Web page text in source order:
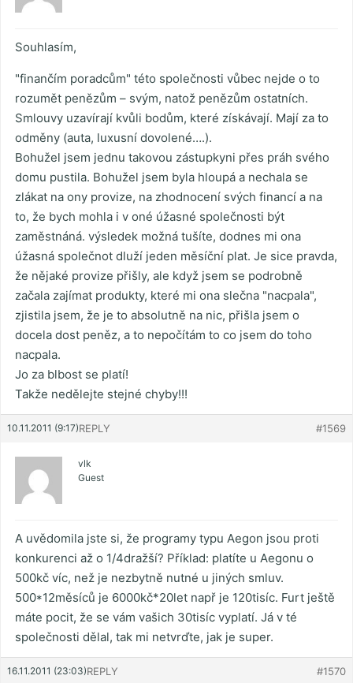
Souhlasím,
"finančím poradcům" této společnosti vůbec nejde o to
rozumět penězům – svým, natož penězům ostatních.
Smlouvy uzavírají kvůli bodům, které získávají. Mají za to
odměny (auta, luxusní dovolené….).
Bohužel jsem jednu takovou zástupkyni přes práh svého
domu pustila. Bohužel jsem byla hloupá a nechala se
zlákat na ony provize, na zhodnocení svých financí a na
to, že bych mohla i v oné úžasné společnosti být
zaměstnáná. výsledek možná tušíte, dodnes mi ona
úžasná společnot dluží jeden měsíční plat. Je sice pravda,
že nějaké provize přišly, ale když jsem se podrobně
začala zajímat produkty, které mi ona slečna "nacpala",
zjistila jsem, že je to absolutně na nic, přišla jsem o
docela dost peněz, a to nepočítám to co jsem do toho
nacpala.
Jo za blbost se platí!
Takže nedělejte stejné chyby!!!
10.11.2011 (9:17) #1569
REPLY
vlk
Guest
A uvědomila jste si, že programy typu Aegon jsou proti
konkurenci až o 1/4dražší? Příklad: platíte u Aegonu o
500kč víc, než je nezbytně nutné u jiných smluv.
500*12měsíců je 6000kč*20let např je 120tisíc. Furt ještě
máte pocit, že se vám vašich 30tisíc vyplatí. Já v té
společnosti dělal, tak mi netvrďte, jak je super.
16.11.2011 (23:03) #1570
REPLY